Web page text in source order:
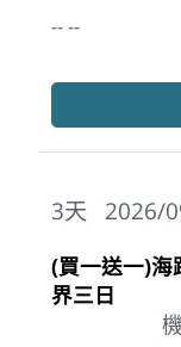
-- --
2026/
3天
(買一送一)海
界三日